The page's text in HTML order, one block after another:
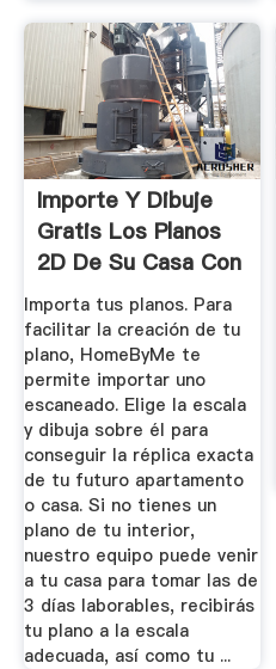
Importe Y Dibuje
Gratis Los Planos
2D De Su Casa Con
HomeByMe
Importa tus planos. Para
facilitar la creación de tu
plano, HomeByMe te
permite importar uno
escaneado. Elige la escala
y dibuja sobre él para
conseguir la réplica exacta
de tu futuro apartamento
o casa. Si no tienes un
plano de tu interior,
nuestro equipo puede venir
a tu casa para tomar las de
3 días laborables, recibirás
tu plano a la escala
adecuada, así como tu ...